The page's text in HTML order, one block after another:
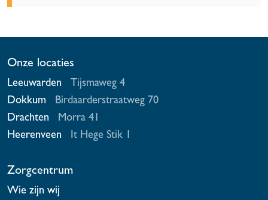
Onze locaties
Leeuwarden
Tijsmaweg 4
Dokkum
Birdaarderstraatweg 70
Drachten
Morra 41
Heerenveen
It Hege Stik 1
Zorgcentrum
Wie zijn wij